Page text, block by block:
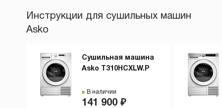
Инструкции для сушильных машин
Asko
Сушильная машина
Asko T310HCXLW.P
В наличии
141 900 ₽